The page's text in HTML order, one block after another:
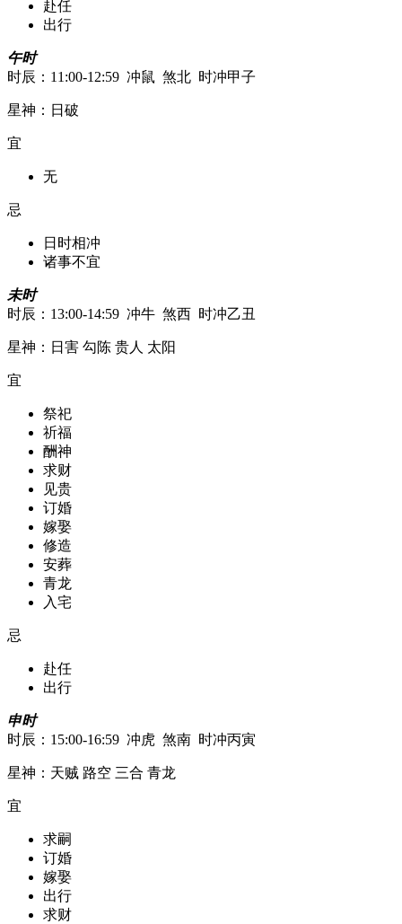
赴任
出行
午时
时辰：11:00-12:59 冲鼠 煞北 时冲甲子
星神：日破
宜
无
忌
日时相冲
诸事不宜
未时
时辰：13:00-14:59 冲牛 煞西 时冲乙丑
星神：日害 勾陈 贵人 太阳
宜
祭祀
祈福
酬神
求财
见贵
订婚
嫁娶
修造
安葬
青龙
入宅
忌
赴任
出行
申时
时辰：15:00-16:59 冲虎 煞南 时冲丙寅
星神：天贼 路空 三合 青龙
宜
求嗣
订婚
嫁娶
出行
求财